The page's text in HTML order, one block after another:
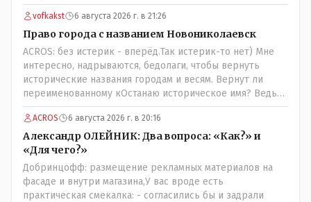
vofkakst 6 августа 2026 г. в 21:26
Право города с названием Новониколаевск
ACROS: без истерик - вперёд.Так истерик-то нет) Мне
интересно, надрываются, бедолаги, чтобы вернуть
исторические названия городам и весям. Вернут ли
переименованному кОстанаю историческое имя? Ведь
для этого же эти она.. ономасты существуют)) Или тут
тоже двойной стандарт есть?
ACROS 6 августа 2026 г. в 20:16
Александр ОЛЕЙНИК: Два вопроса: «Как?» и
«Для чего?»
Добринцофф: размещение рекламных материалов на
фасаде и внутри магазина,У вас вроде есть
практическая смекалка: - согласились бы и задрали